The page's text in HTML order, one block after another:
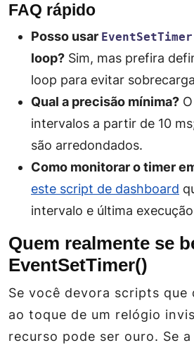
FAQ rápido
Posso usar
loop? Sim, mas prefira
loop para evitar
Qual a precisão mínima?
intervalos a partir de 10
são arredondados.
Como monitorar o timer
este script de dashboard
intervalo e última
Quem realmente se
EventSetTimer()
Se você devora scripts que
ao toque de um relógio
recurso pode ser ouro. Se